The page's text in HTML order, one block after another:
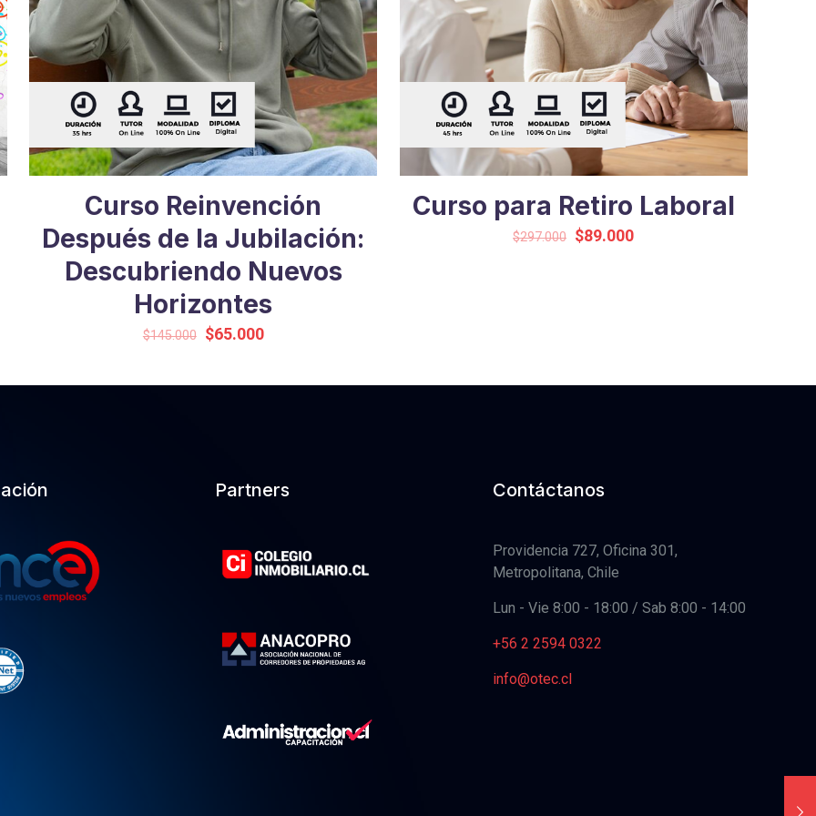
Curso Reinvención
Después de la Jubilación:
Descubriendo Nuevos
Horizontes
$145.000 Original
$65.000Current
Curso para Retiro Laboral
$297.000 Original
$89.000Current
Partners Contáctanos
Providencia 727, Oficina 301,
Metropolitana, Chile
Lun - Vie 8:00 - 18:00 / Sab 8:00 - 14:00
+56 2 2594 0322
info@otec.cl